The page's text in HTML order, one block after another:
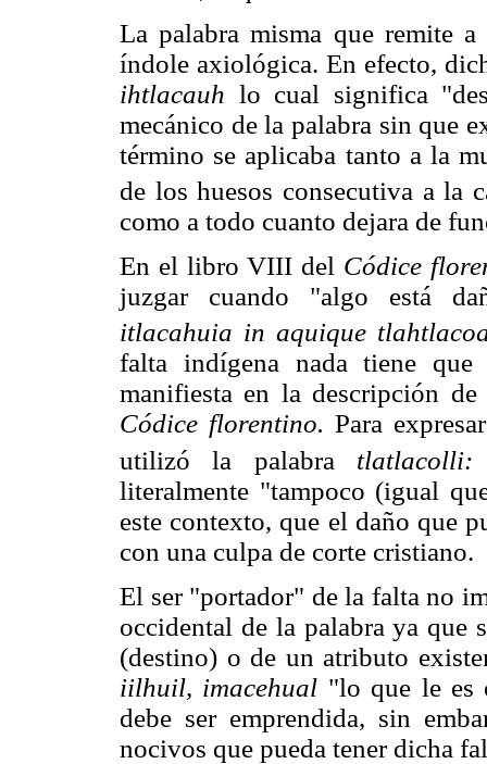
La palabra misma que remite
índole axiológica. En efecto,
ihtlacauh lo cual significa
mecánico de la palabra sin que
término se aplicaba tanto a la
de los huesos consecutiva a la
como a todo cuanto dejara de
En el libro VIII del Códice
juzgar cuando "algo está
itlacahuia in aquique
falta indígena nada tiene
manifiesta en la descripción
Códice florentino. Para
utilizó la palabra
literalmente "tampoco (igual
este contexto, que el daño que
con una culpa de corte cristiano.
El ser "portador" de la falta no
occidental de la palabra ya que
(destino) o de un atributo
iilhuil, imacehual "lo que le es
debe ser emprendida, sin
nocivos que pueda tener dicha